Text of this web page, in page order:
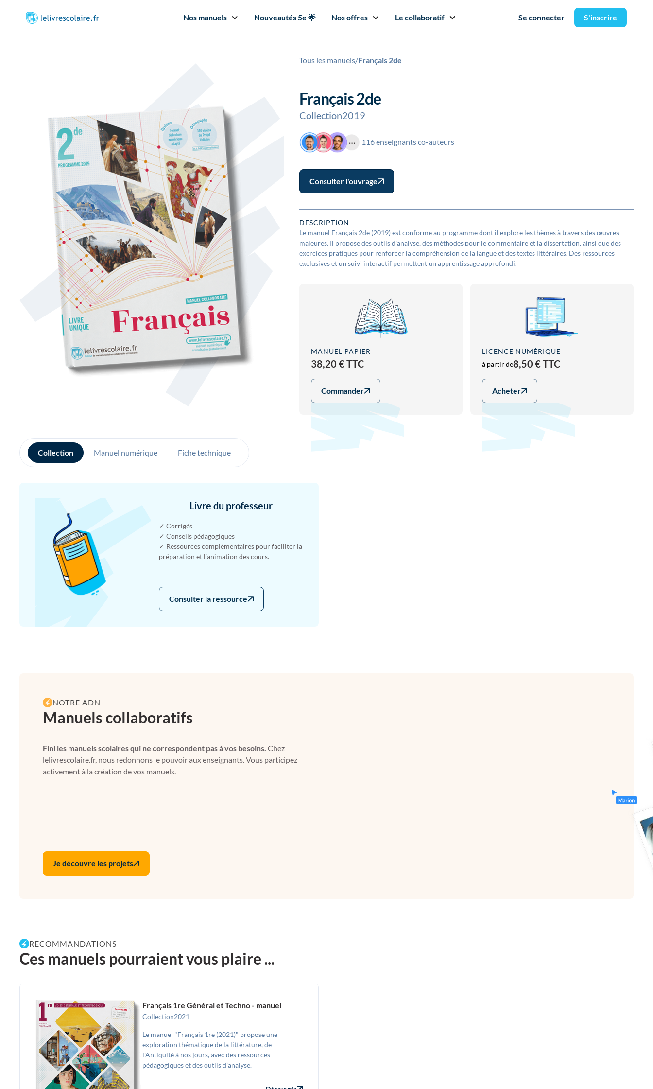
Nos manuels Nouveautés 5e 🌟 Nos offres Le collaboratif Se connecter S'inscrire
Tous les manuels/Français 2de
Français 2de
Collection2019
116 enseignants co-auteurs
Consulter l'ouvrage
DESCRIPTION
Le manuel Français 2de (2019) est conforme au programme dont il explore les thèmes à travers des œuvres
majeures. Il propose des outils d'analyse, des méthodes pour le commentaire et la dissertation, ainsi que des
exercices pratiques pour renforcer la compréhension de la langue et des textes littéraires. Des ressources
exclusives et un suivi interactif permettent un apprentissage approfondi.
MANUEL PAPIER
38,20 € TTC
Commander
LICENCE NUMÉRIQUE
à partir de8,50 € TTC
Acheter
Collection Manuel numérique Fiche technique
Livre du professeur
✓ Corrigés
✓ Conseils pédagogiques
✓ Ressources complémentaires pour faciliter la
préparation et l’animation des cours.
Consulter la ressource
NOTRE ADN
Manuels collaboratifs
Fini les manuels scolaires qui ne correspondent pas à vos besoins. Chez
lelivrescolaire.fr, nous redonnons le pouvoir aux enseignants. Vous participez
activement à la création de vos manuels.
Je découvre les projets
RECOMMANDATIONS
Ces manuels pourraient vous plaire ...
Français 1re Général et Techno - manuel
Collection2021
Le manuel "Français 1re (2021)" propose une
exploration thématique de la littérature, de
l'Antiquité à nos jours, avec des ressources
pédagogiques et des outils d’analyse.